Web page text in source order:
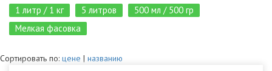
1 литр / 1 кг 5 литров
500 мл / 500 гр
Мелкая фасовка
Сортировать по: цене | названию